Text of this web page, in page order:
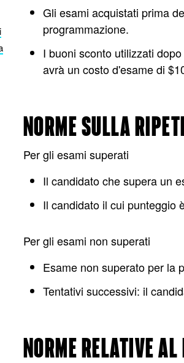
Gli esami acquistati prima
programmazione.
I buoni sconto utilizzati
avrà un costo d'esame di
NORME SULLA
Per gli esami superati
Il candidato che supera un
Il candidato il cui punteggio
Per gli esami non superati
Esame non superato per la
Tentativi successivi: il
NORME RELATIVE